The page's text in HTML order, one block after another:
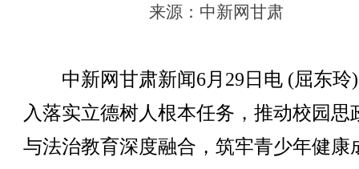
来源： 中新网甘肃
中新网甘肃新闻6月29日电 (屈东玲
入落实立德树人根本任务，推动校园思
与法治教育深度融合，筑牢青少年健康